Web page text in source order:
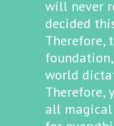
will never
decided
Therefore,
world
Therefore,
all